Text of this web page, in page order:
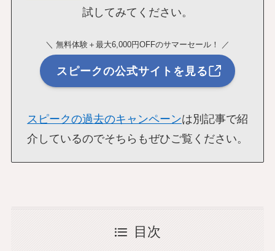
試してみてください。
＼ 無料体験＋最大6,000円OFFのサマーセール！ ／
スピークの公式サイトを見る
スピークの過去のキャンペーンは別記事で紹
介しているのでそちらもぜひご覧ください。
目次